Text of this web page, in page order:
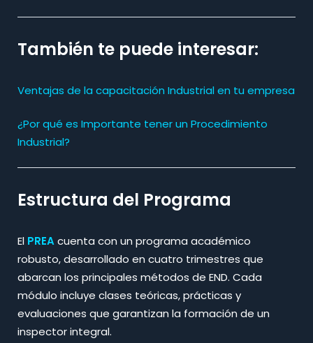
También te puede interesar:
Ventajas de la capacitación Industrial en tu empresa
¿Por qué es Importante tener un Procedimiento
Industrial?
Estructura del Programa
El PREAcuenta con un programa académico
robusto, desarrollado en cuatro trimestres que
abarcan los principales métodos de END. Cada
módulo incluye clases teóricas, prácticas y
evaluaciones que garantizan la formación de un
inspector integral.​